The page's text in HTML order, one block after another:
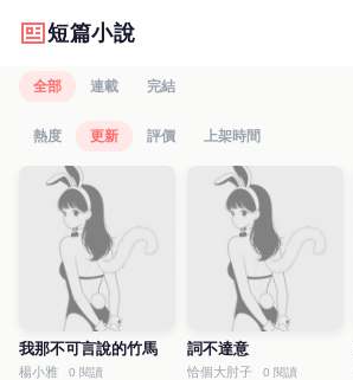
短篇小說
全部 連載 完結
熱度 更新 評價 上架時間
我那不可言說的竹馬
楊小雅 0 閱讀
詞不達意
恰個大肘子 0 閱讀